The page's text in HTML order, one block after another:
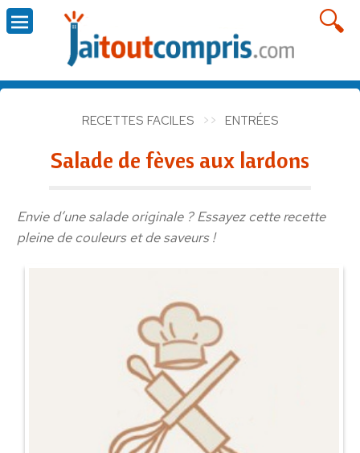
RECETTES FACILES ENTRÉES
Salade de fèves aux lardons
Envie d’une salade originale ? Essayez cette recette
pleine de couleurs et de saveurs !